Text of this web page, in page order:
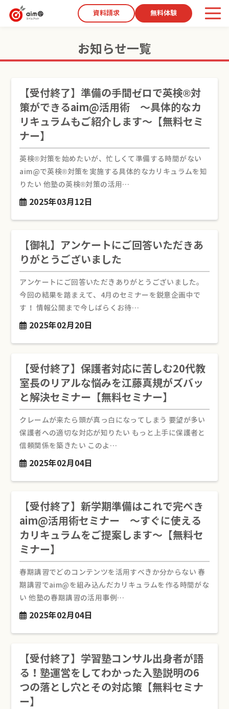
資料請求 無料体験
お知らせ一覧
【受付終了】準備の手間ゼロで英検®対
策ができるaim@活用術 ～具体的なカ
リキュラムもご紹介します～【無料セミ
ナー】
英検®対策を始めたいが、忙しくて準備する時間がない
aim@で英検®対策を実施する具体的なカリキュラムを知
りたい 他塾の英検®対策の活用…
2025年03月12日
【御礼】アンケートにご回答いただきあ
りがとうございました
アンケートにご回答いただきありがとうございました。
今回の結果を踏まえて、4月のセミナーを鋭意企画中で
す！ 情報公開まで今しばらくお待…
2025年02月20日
【受付終了】保護者対応に苦しむ20代教
室長のリアルな悩みを江藤真規がズバッ
と解決セミナー【無料セミナー】
クレームが来たら頭が真っ白になってしまう 要望が多い
保護者への適切な対応が知りたい もっと上手に保護者と
信頼関係を築きたい このよ…
2025年02月04日
【受付終了】新学期準備はこれで完ぺき
aim@活用術セミナー ～すぐに使える
カリキュラムをご提案します～【無料セ
ミナー】
春期講習でどのコンテンツを活用すべきか分からない 春
期講習でaim@を組み込んだカリキュラムを作る時間がな
い 他塾の春期講習の活用事例…
2025年02月04日
【受付終了】学習塾コンサル出身者が語
る！塾運営をしてわかった入塾説明の6
つの落とし穴とその対応策【無料セミナ
ー】